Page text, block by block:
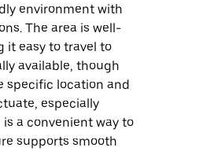
environment with
The area is well-
it easy to travel to
available, though
specific location and
especially
a convenient way to
supports smooth